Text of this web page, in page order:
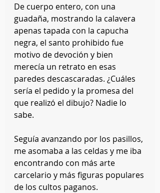
De cuerpo entero, con una
guadaña, mostrando la calavera
apenas tapada con la capucha
negra, el santo prohibido fue
motivo de devoción y bien
merecía un retrato en esas
paredes descascaradas. ¿Cuáles
sería el pedido y la promesa del
que realizó el dibujo? Nadie lo
sabe.
Seguía avanzando por los pasillos,
me asomaba a las celdas y me iba
encontrando con más arte
carcelario y más figuras populares
de los cultos paganos.